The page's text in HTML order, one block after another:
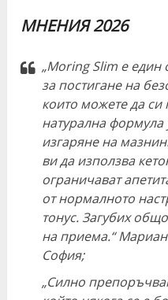
МНЕНИЯ 2026
„Moring Slim е един
за постигане на
които можете да си
натурална формула
изгаряне на
ви да използва
ограничават
от нормалното
тонус. Загубих
на приема.“
София;
„Силно